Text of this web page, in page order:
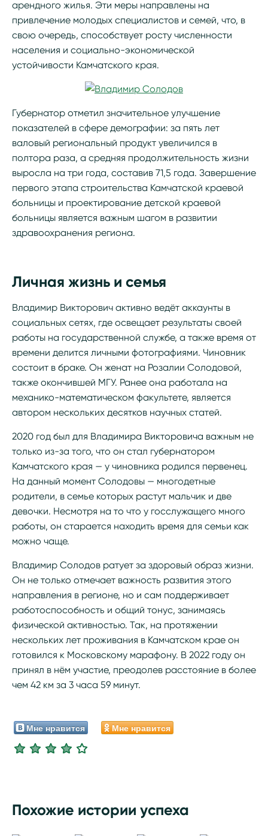
арендного жилья. Эти меры направлены на
привлечение молодых специалистов и семей, что, в
свою очередь, способствует росту численности
населения и социально-экономической
устойчивости Камчатского края.
Губернатор отметил значительное улучшение
показателей в сфере демографии: за пять лет
валовый региональный продукт увеличился в
полтора раза, а средняя продолжительность жизни
выросла на три года, составив 71,5 года. Завершение
первого этапа строительства Камчатской краевой
больницы и проектирование детской краевой
больницы является важным шагом в развитии
здравоохранения региона.
Личная жизнь и семья
Владимир Викторович активно ведёт аккаунты в
социальных сетях, где освещает результаты своей
работы на государственной службе, а также время от
времени делится личными фотографиями. Чиновник
состоит в браке. Он женат на Розалии Солодовой,
также окончившей МГУ. Ранее она работала на
механико-математическом факультете, является
автором нескольких десятков научных статей.
2020 год был для Владимира Викторовича важным не
только из-за того, что он стал губернатором
Камчатского края — у чиновника родился первенец.
На данный момент Солодовы — многодетные
родители, в семье которых растут мальчик и две
девочки. Несмотря на то что у госслужащего много
работы, он старается находить время для семьи как
можно чаще.
Владимир Солодов ратует за здоровый образ жизни.
Он не только отмечает важность развития этого
направления в регионе, но и сам поддерживает
работоспособность и общий тонус, занимаясь
физической активностью. Так, на протяжении
нескольких лет проживания в Камчатском крае он
готовился к Московскому марафону. В 2022 году он
принял в нём участие, преодолев расстояние в более
чем 42 км за 3 часа 59 минут.
Мне нравится Мне нравится
Похожие истории успеха